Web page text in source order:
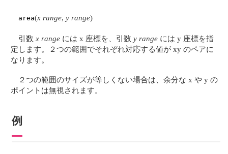
area(x range,y range)
引数x range には x 座標を、引数y range には y 座標を指
定します。２つの範囲でそれぞれ対応する値が xy のペアに
なります。
２つの範囲のサイズが等しくない場合は、余分な x や y の
ポイントは無視されます。
例